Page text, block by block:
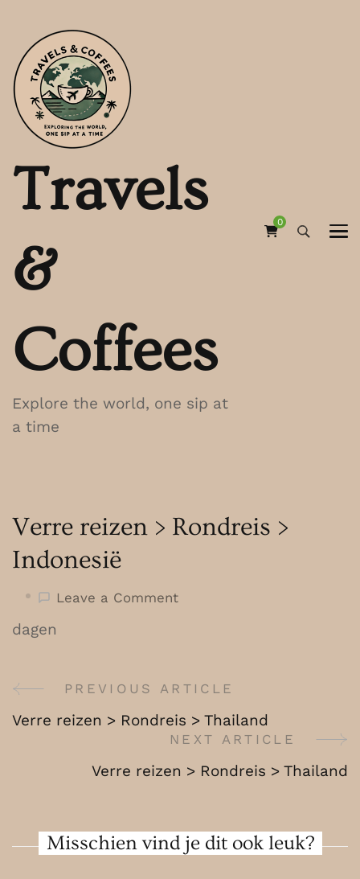
Travels
&
Coffees
Explore the world, one sip at
a time
0
Verre reizen > Rondreis >
Indonesië
Leave a Commenton
Indonesië
dagen
Post
Navigation
PREVIOUS ARTICLE
Verre reizen > Rondreis > Thailand
NEXT ARTICLE
Verre reizen > Rondreis > Thailand
Misschien vind je dit ook leuk?